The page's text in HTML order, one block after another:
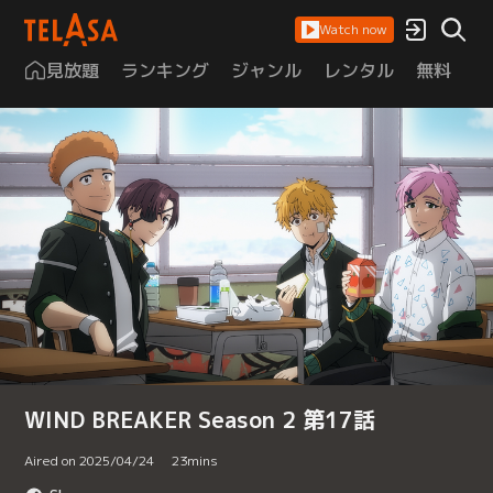
Watch now
見放題 ランキング ジャンル レンタル 無料
WIND BREAKER Season 2 第17話
Aired on 2025/04/24 23mins